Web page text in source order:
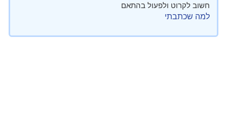
חשוב לקרוט ולפעול בהתאם
למה שכתבתי